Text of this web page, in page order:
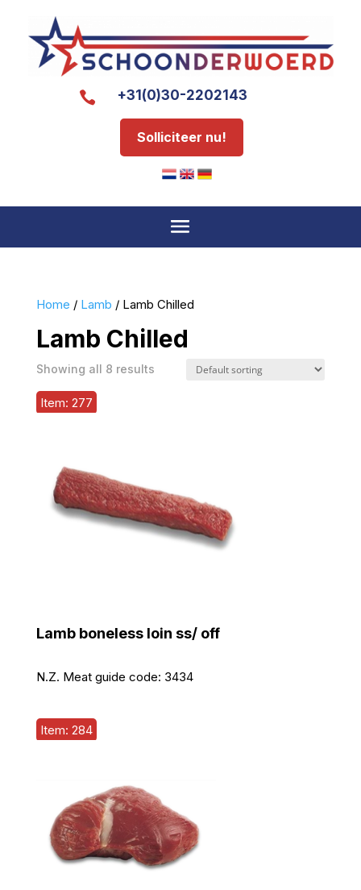
 +31(0)30-2202143
Solliciteer nu!
Home / Lamb / Lamb Chilled
Lamb Chilled
Showing all 8 results
Item: 277
Lamb boneless loin ss/ off
N.Z. Meat guide code: 3434
Item: 284